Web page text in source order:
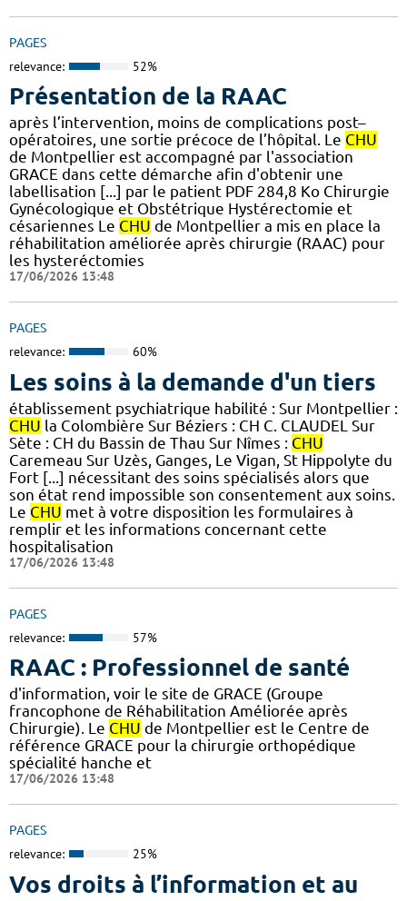
PAGES
relevance: 52%
Présentation de la RAAC
après l’intervention, moins de complications post–
opératoires, une sortie précoce de l’hôpital. Le CHU
de Montpellier est accompagné par l'association
GRACE dans cette démarche afin d'obtenir une
labellisation [...] par le patient PDF 284,8 Ko Chirurgie
Gynécologique et Obstétrique Hystérectomie et
césariennes Le CHU de Montpellier a mis en place la
réhabilitation améliorée après chirurgie (RAAC) pour
les hysteréctomies
17/06/2026 13:48
PAGES
relevance: 60%
Les soins à la demande d'un tiers
établissement psychiatrique habilité : Sur Montpellier :
CHU la Colombière Sur Béziers : CH C. CLAUDEL Sur
Sète : CH du Bassin de Thau Sur Nîmes : CHU
Caremeau Sur Uzès, Ganges, Le Vigan, St Hippolyte du
Fort [...] nécessitant des soins spécialisés alors que
son état rend impossible son consentement aux soins.
Le CHU met à votre disposition les formulaires à
remplir et les informations concernant cette
hospitalisation
17/06/2026 13:48
PAGES
relevance: 57%
RAAC : Professionnel de santé
d'information, voir le site de GRACE (Groupe
francophone de Réhabilitation Améliorée après
Chirurgie). Le CHU de Montpellier est le Centre de
référence GRACE pour la chirurgie orthopédique
spécialité hanche et
17/06/2026 13:48
PAGES
relevance: 25%
Vos droits à l’information et au